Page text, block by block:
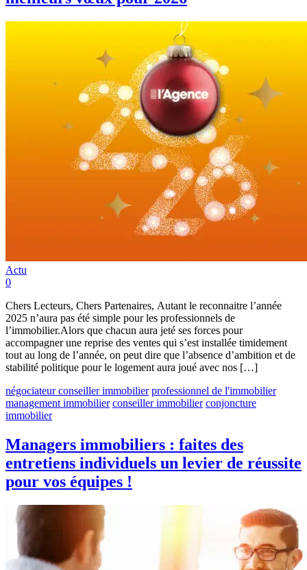
Actu
0
Chers Lecteurs, Chers Partenaires, Autant le reconnaitre l’année
2025 n’aura pas été simple pour les professionnels de
l’immobilier.Alors que chacun aura jeté ses forces pour
accompagner une reprise des ventes qui s’est installée timidement
tout au long de l’année, on peut dire que l’absence d’ambition et de
stabilité politique pour le logement aura joué avec nos […]
négociateur conseiller immobilier professionnel de l'immobilier
management immobilier conseiller immobilier conjoncture
immobilier
Managers immobiliers : faites des
entretiens individuels un levier de réussite
pour vos équipes !